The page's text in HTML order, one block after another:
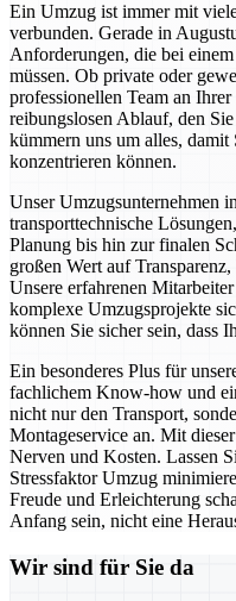
Ein Umzug ist immer mit
verbunden. Gerade in
Anforderungen, die bei
müssen. Ob private oder
professionellen Team an
reibungslosen Ablauf, den
kümmern uns um alles, damit
konzentrieren können.
Unser Umzugsunternehmen
transporttechnische
Planung bis hin zur finalen
großen Wert auf
Unsere erfahrenen
komplexe Umzugsprojekte
können Sie sicher sein, dass
Ein besonderes Plus für
fachlichem Know-how und
nicht nur den Transport,
Montageservice an. Mit
Nerven und Kosten. Lassen
Stressfaktor Umzug
Freude und Erleichterung
Anfang sein, nicht eine
Wir sind für Sie da